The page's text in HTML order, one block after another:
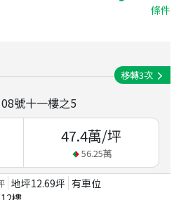
條件
號十一樓之5
移轉3次
47.4萬/坪
56.25萬
地坪12.69坪 有車位